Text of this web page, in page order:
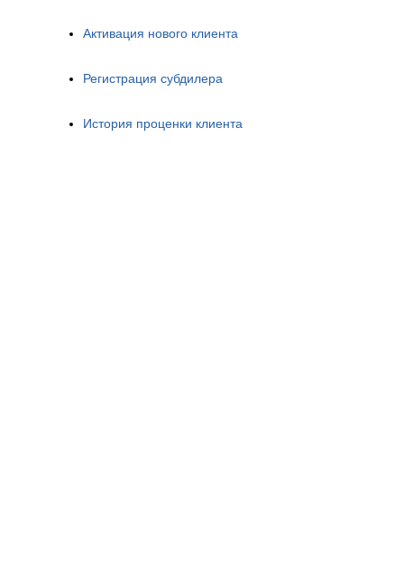
Активация нового клиента
Регистрация субдилера
История проценки клиента